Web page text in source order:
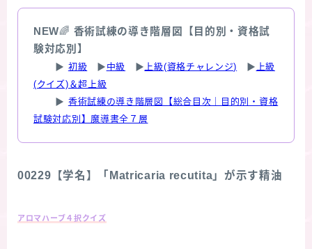
NEW🌈 香術試練の導き階層図【目的別・資格試
験対応別】
▶ 初級 ▶ 中級 ▶ 上級(資格チャレンジ) ▶ 上級
(クイズ)＆超上級
▶ 香術試練の導き階層図【総合目次｜目的別・資格
試験対応別】魔導書全７層
00229【学名】「Matricaria recutita」が示す精油
アロマハーブ４択クイズ